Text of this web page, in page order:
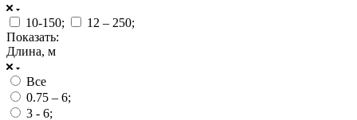
10-150;
12 – 250;
Показать:
Длина, м
Все
0.75 – 6;
3 - 6;